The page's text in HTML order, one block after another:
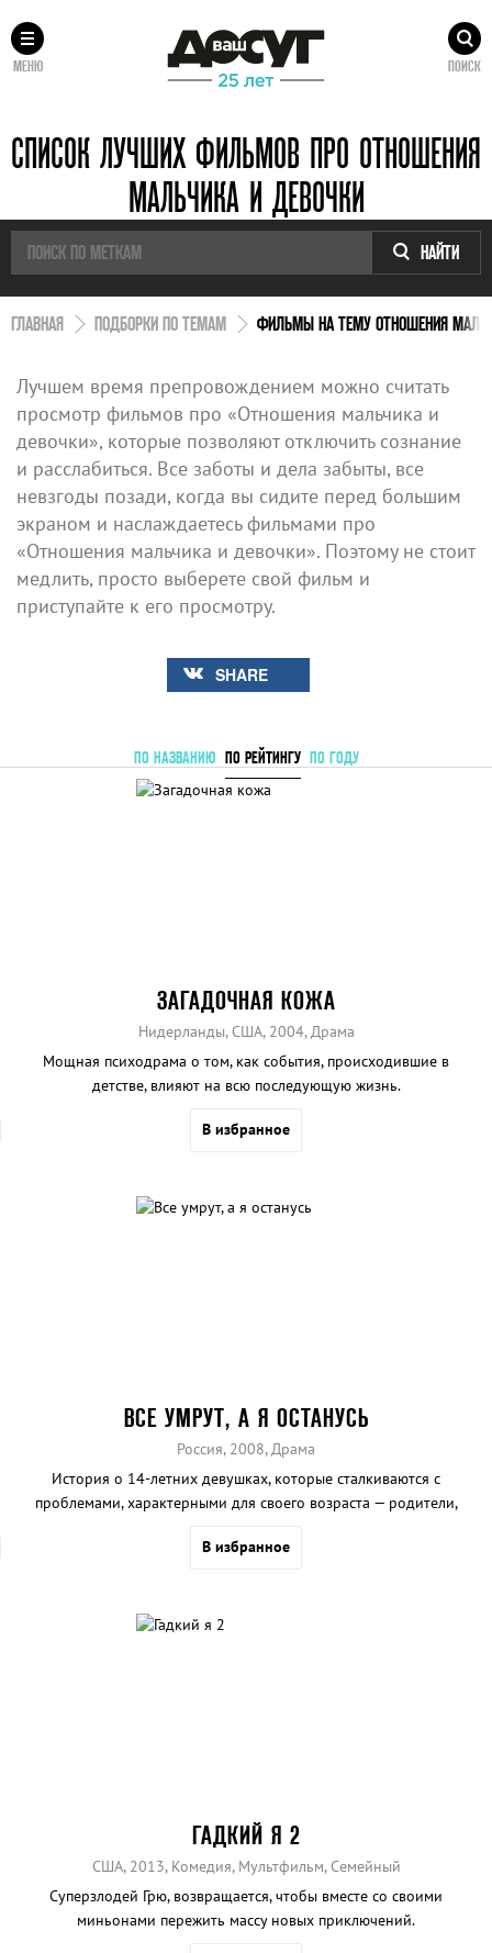
МЕНЮ ПОИСК
СПИСОК ЛУЧШИХ ФИЛЬМОВ ПРО ОТНОШЕНИЯ
МАЛЬЧИКА И ДЕВОЧКИ
НАЙТИ
ГЛАВНАЯ ПОДБОРКИ ПО ТЕМАМ ФИЛЬМЫ НА ТЕМУ ОТНОШЕНИЯ
Лучшем время препровождением можно считать
просмотр фильмов про «Отношения мальчика и
девочки», которые позволяют отключить сознание
и расслабиться. Все заботы и дела забыты, все
невзгоды позади, когда вы сидите перед большим
экраном и наслаждаетесь фильмами про
«Отношения мальчика и девочки». Поэтому не стоит
медлить, просто выберете свой фильм и
приступайте к его просмотру.
SHARE
ПО НАЗВАНИЮ ПО РЕЙТИНГУ ПО ГОДУ
ЗАГАДОЧНАЯ КОЖА
Нидерланды, США, 2004, Драма
Мощная психодрама о том, как события, происходившие в
детстве, влияют на всю последующую жизнь.
В избранное
ВСЕ УМРУТ, А Я ОСТАНУСЬ
Россия, 2008, Драма
История о 14-летних девушках, которые сталкиваются с
проблемами, характерными для своего возраста — родители,
В избранное
ГАДКИЙ Я 2
США, 2013, Комедия, Мультфильм, Семейный
Суперзлодей Грю, возвращается, чтобы вместе со своими
миньонами пережить массу новых приключений.